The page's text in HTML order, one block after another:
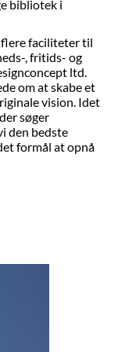
bibliotek i
faciliteter til
, fritids- og
ltd.
om at skabe et
vision. Idet
søger
den bedste
formål at opnå